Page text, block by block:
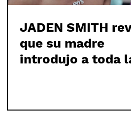
JADEN SMITH
que su madre
introdujo a toda